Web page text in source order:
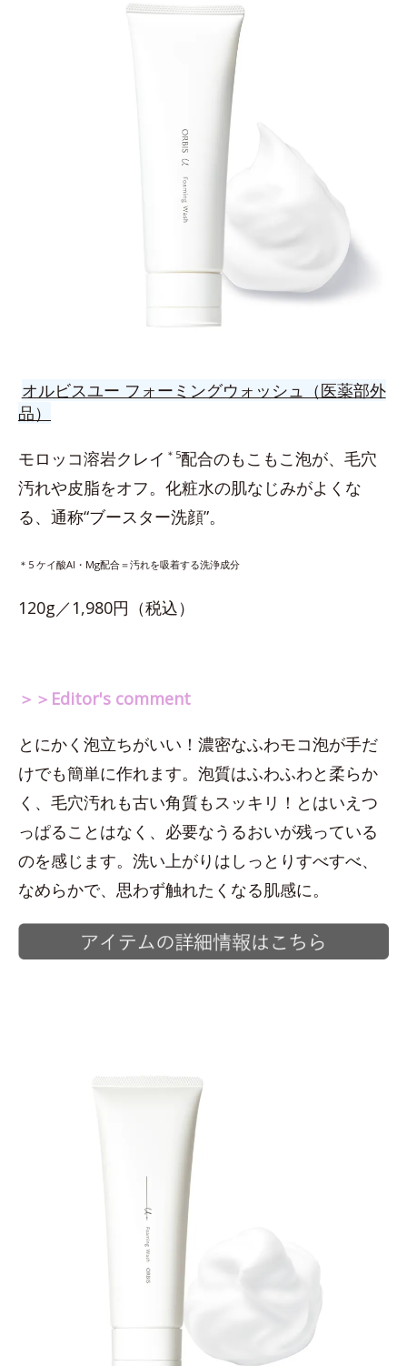
オルビスユー フォーミングウォッシュ（医薬部外
品）
モロッコ溶岩クレイ ＊5配合のもこもこ泡が、毛穴
汚れや皮脂をオフ。化粧水の肌なじみがよくな
る、通称“ブースター洗顔”。
＊5 ケイ酸Al・Mg配合＝汚れを吸着する洗浄成分
120g／1,980円（税込）
＞＞Editor's comment
とにかく泡立ちがいい！濃密なふわモコ泡が手だ
けでも簡単に作れます。泡質はふわふわと柔らか
く、毛穴汚れも古い角質もスッキリ！とはいえつ
っぱることはなく、必要なうるおいが残っている
のを感じます。洗い上がりはしっとりすべすべ、
なめらかで、思わず触れたくなる肌感に。